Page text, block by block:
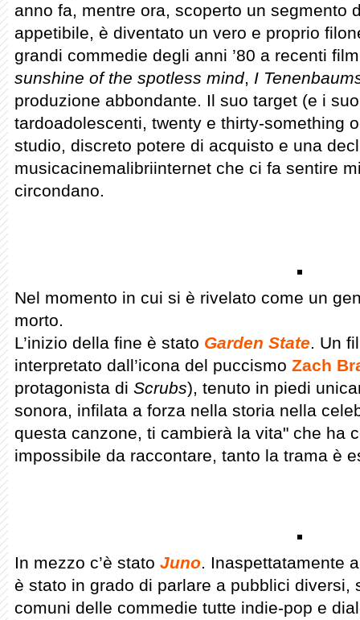
anno fa, mentre ora, scoperto un segmento
appetibile, è diventato un vero e proprio
grandi commedie degli anni ’80 a recenti
sunshine of the spotless mind, I
produzione abbondante. Il suo target (e i
tardoadolescenti, twenty e thirty-something
studio, discreto potere di acquisto e una
musicacinemalibriinternet che ci fa sentire
circondano.
Nel momento in cui si è rivelato come un
morto.
L’inizio della fine è stato Garden State. Un
interpretato dall’icona del puccismo Zach
protagonista di Scrubs), tenuto in piedi
sonora, infilata a forza nella storia nella
questa canzone, ti cambierà la vita" che ha
impossibile da raccontare, tanto la trama è
In mezzo c’è stato Juno. Inaspettatamente
è stato in grado di parlare a pubblici diversi,
comuni delle commedie tutte indie-pop e